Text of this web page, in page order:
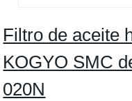
Filtro de aceite
KOGYO SMC
020N